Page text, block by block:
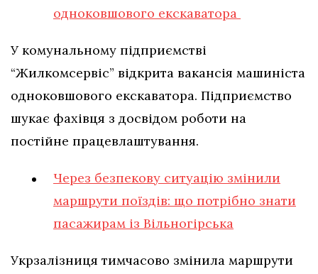
одноковшового екскаватора
У комунальному підприємстві
“Жилкомсервіс” відкрита вакансія машиніста
одноковшового екскаватора. Підприємство
шукає фахівця з досвідом роботи на
постійне працевлаштування.
Через безпекову ситуацію змінили
маршрути поїздів: що потрібно знати
пасажирам із Вільногірська
Укрзалізниця тимчасово змінила маршрути